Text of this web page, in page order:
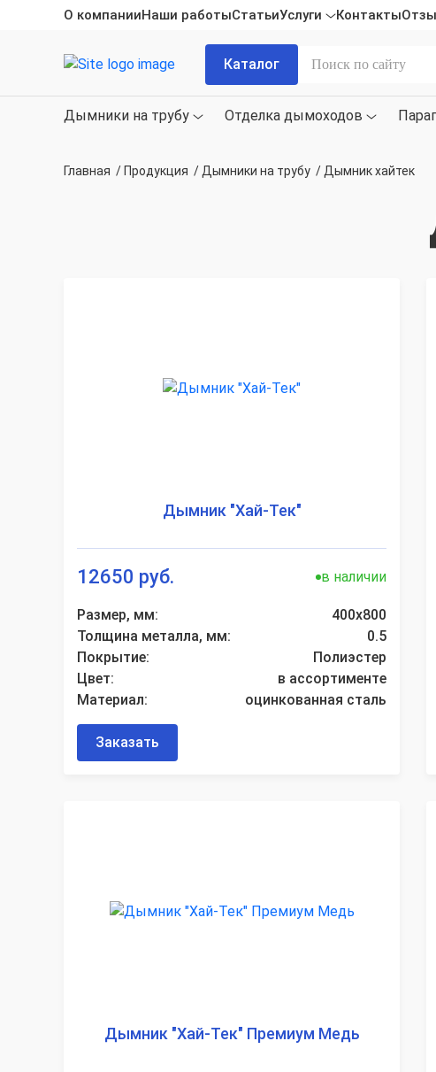
О компанииНаши работыСтатьиУслуги Контакты
Каталог
Дымники на трубу Отделка дымоходов
Главная / Продукция / Дымники на трубу / Дымник хайтек
Дымник "Хай-Тек"
12650 руб. в наличии
Размер, мм:
400х800
Толщина металла, мм:
0.5
Покрытие:
Полиэстер
Цвет:
в ассортименте
Материал:
оцинкованная сталь
Заказать
Дымник "Хай-Тек" Премиум Медь